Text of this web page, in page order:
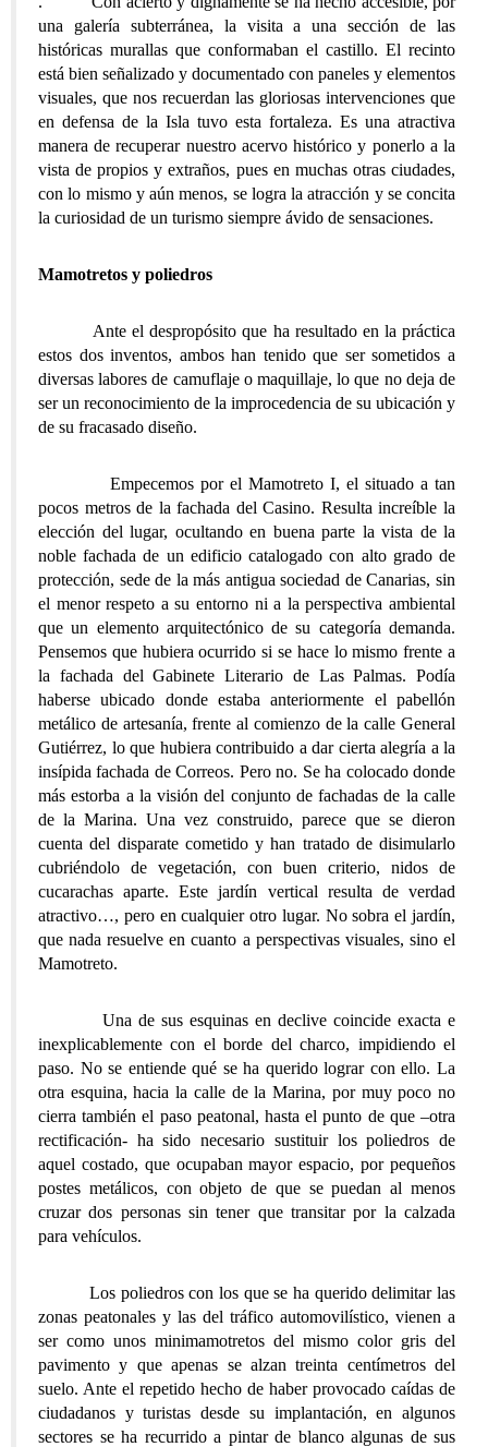
una galería subterránea, la visita a una sección de las
históricas murallas que conformaban el castillo. El recinto
está bien señalizado y documentado con paneles y elementos
visuales, que nos recuerdan las gloriosas intervenciones que
en defensa de la Isla tuvo esta fortaleza. Es una atractiva
manera de recuperar nuestro acervo histórico y ponerlo a la
vista de propios y extraños, pues en muchas otras ciudades,
con lo mismo y aún menos, se logra la atracción y se concita
la curiosidad de un turismo siempre ávido de sensaciones.
Mamotretos y poliedros
Ante el despropósito que ha resultado en la práctica
estos dos inventos, ambos han tenido que ser sometidos a
diversas labores de camuflaje o maquillaje, lo que no deja de
ser un reconocimiento de la improcedencia de su ubicación y
de su fracasado diseño.
Empecemos por el Mamotreto I, el situado a tan
pocos metros de la fachada del Casino. Resulta increíble la
elección del lugar, ocultando en buena parte la vista de la
noble fachada de un edificio catalogado con alto grado de
protección, sede de la más antigua sociedad de Canarias, sin
el menor respeto a su entorno ni a la perspectiva ambiental
que un elemento arquitectónico de su categoría demanda.
Pensemos que hubiera ocurrido si se hace lo mismo frente a
la fachada del Gabinete Literario de Las Palmas. Podía
haberse ubicado donde estaba anteriormente el pabellón
metálico de artesanía, frente al comienzo de la calle General
Gutiérrez, lo que hubiera contribuido a dar cierta alegría a la
insípida fachada de Correos. Pero no. Se ha colocado donde
más estorba a la visión del conjunto de fachadas de la calle
de la Marina. Una vez construido, parece que se dieron
cuenta del disparate cometido y han tratado de disimularlo
cubriéndolo de vegetación, con buen criterio, nidos de
cucarachas aparte. Este jardín vertical resulta de verdad
atractivo…, pero en cualquier otro lugar. No sobra el jardín,
que nada resuelve en cuanto a perspectivas visuales, sino el
Mamotreto.
Una de sus esquinas en declive coincide exacta e
inexplicablemente con el borde del charco, impidiendo el
paso. No se entiende qué se ha querido lograr con ello. La
otra esquina, hacia la calle de la Marina, por muy poco no
cierra también el paso peatonal, hasta el punto de que –otra
rectificación- ha sido necesario sustituir los poliedros de
aquel costado, que ocupaban mayor espacio, por pequeños
postes metálicos, con objeto de que se puedan al menos
cruzar dos personas sin tener que transitar por la calzada
para vehículos.
Los poliedros con los que se ha querido delimitar las
zonas peatonales y las del tráfico automovilístico, vienen a
ser como unos minimamotretos del mismo color gris del
pavimento y que apenas se alzan treinta centímetros del
suelo. Ante el repetido hecho de haber provocado caídas de
ciudadanos y turistas desde su implantación, en algunos
sectores se ha recurrido a pintar de blanco algunas de sus